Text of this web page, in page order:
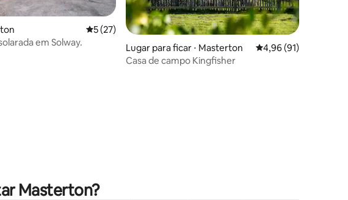
de 5, 82 avaliações
5 de uma avaliação média de 5, 27 avaliações
5 (27)
em Solway.
Lugar para ficar ⋅ Masterton 4,96 de uma
4,96 (91)
Casa de campo Kingfisher
Masterton?